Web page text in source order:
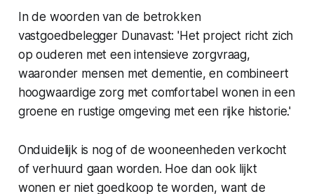
In de woorden van de betrokken
vastgoedbelegger Dunavast: 'Het project richt zich
op ouderen met een intensieve zorgvraag,
waaronder mensen met dementie, en combineert
hoogwaardige zorg met comfortabel wonen in een
groene en rustige omgeving met een rijke historie.'
Onduidelijk is nog of de wooneenheden verkocht
of verhuurd gaan worden. Hoe dan ook lijkt
wonen er niet goedkoop te worden, want de